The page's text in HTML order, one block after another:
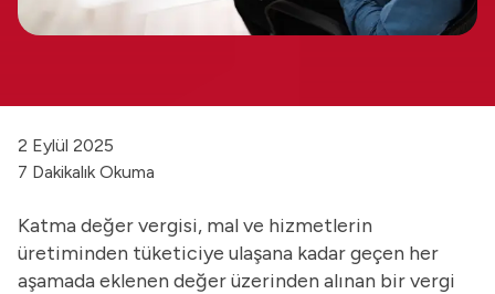
2 Eylül 2025
7 Dakikalık Okuma
Katma değer vergisi, mal ve hizmetlerin
üretiminden tüketiciye ulaşana kadar geçen her
aşamada eklenen değer üzerinden alınan bir vergi